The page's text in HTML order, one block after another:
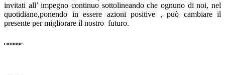
invitati all’ impegno continuo sottolineando che ognuno di noi, nel
quotidiano,ponendo in essere azioni positive , può cambiare il
presente per migliorare il nostro futuro.
comune